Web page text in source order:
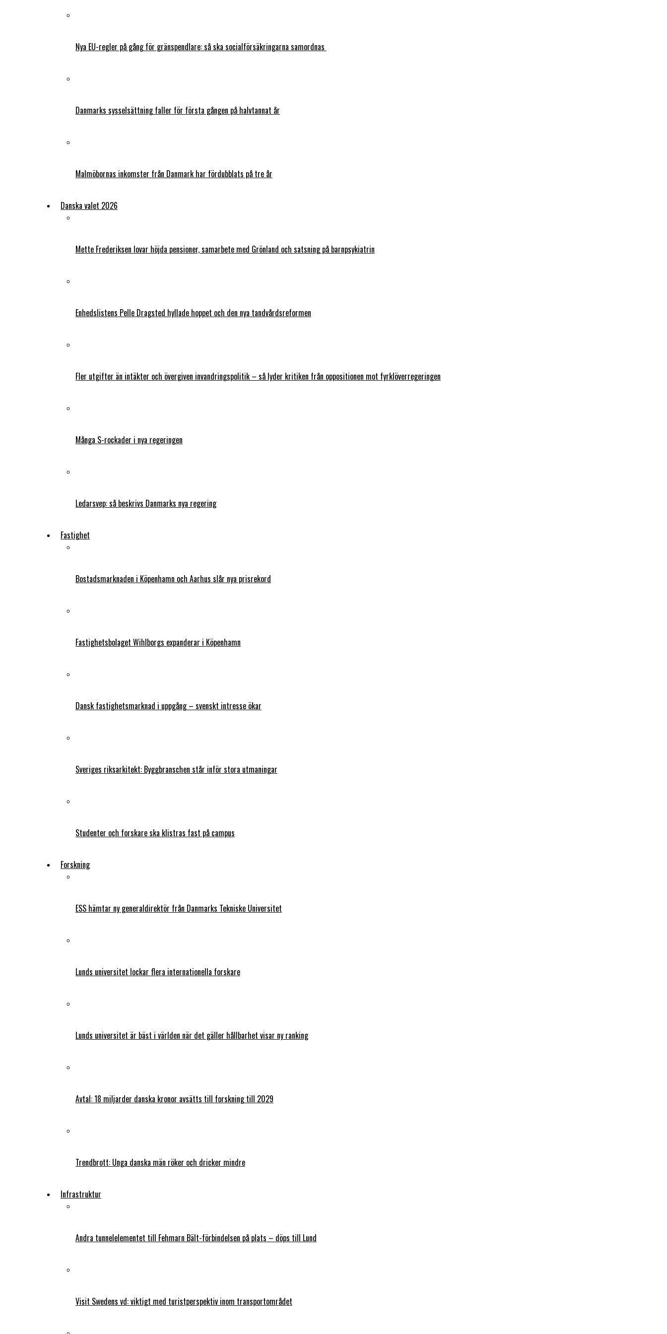
Nya EU-regler på gång för gränspendlare: så ska socialförsäkringarna samordnas
Danmarks sysselsättning faller för första gången på halvtannat år
Malmöbornas inkomster från Danmark har fördubblats på tre år
Danska valet 2026
Mette Frederiksen lovar höjda pensioner, samarbete med Grönland och satsning på barnpsykiatrin
Enhedslistens Pelle Dragsted hyllade hoppet och den nya tandvårdsreformen
Fler utgifter än intäkter och övergiven invandringspolitik – så lyder kritiken från oppositionen mot fyrklöverregeringen
Många S-rockader i nya regeringen
Ledarsvep: så beskrivs Danmarks nya regering
Fastighet
Bostadsmarknaden i Köpenhamn och Aarhus slår nya prisrekord
Fastighetsbolaget Wihlborgs expanderar i Köpenhamn
Dansk fastighetsmarknad i uppgång – svenskt intresse ökar
Sveriges riksarkitekt: Byggbranschen står inför stora utmaningar
Studenter och forskare ska klistras fast på campus
Forskning
ESS hämtar ny generaldirektör från Danmarks Tekniske Universitet
Lunds universitet lockar flera internationella forskare
Lunds universitet är bäst i världen när det gäller hållbarhet visar ny ranking
Avtal: 18 miljarder danska kronor avsätts till forskning till 2029
Trendbrott: Unga danska män röker och dricker mindre
Infrastruktur
Andra tunnelelementet till Fehmarn Bält-förbindelsen på plats – döps till Lund
Visit Swedens vd: viktigt med turistperspektiv inom transportområdet